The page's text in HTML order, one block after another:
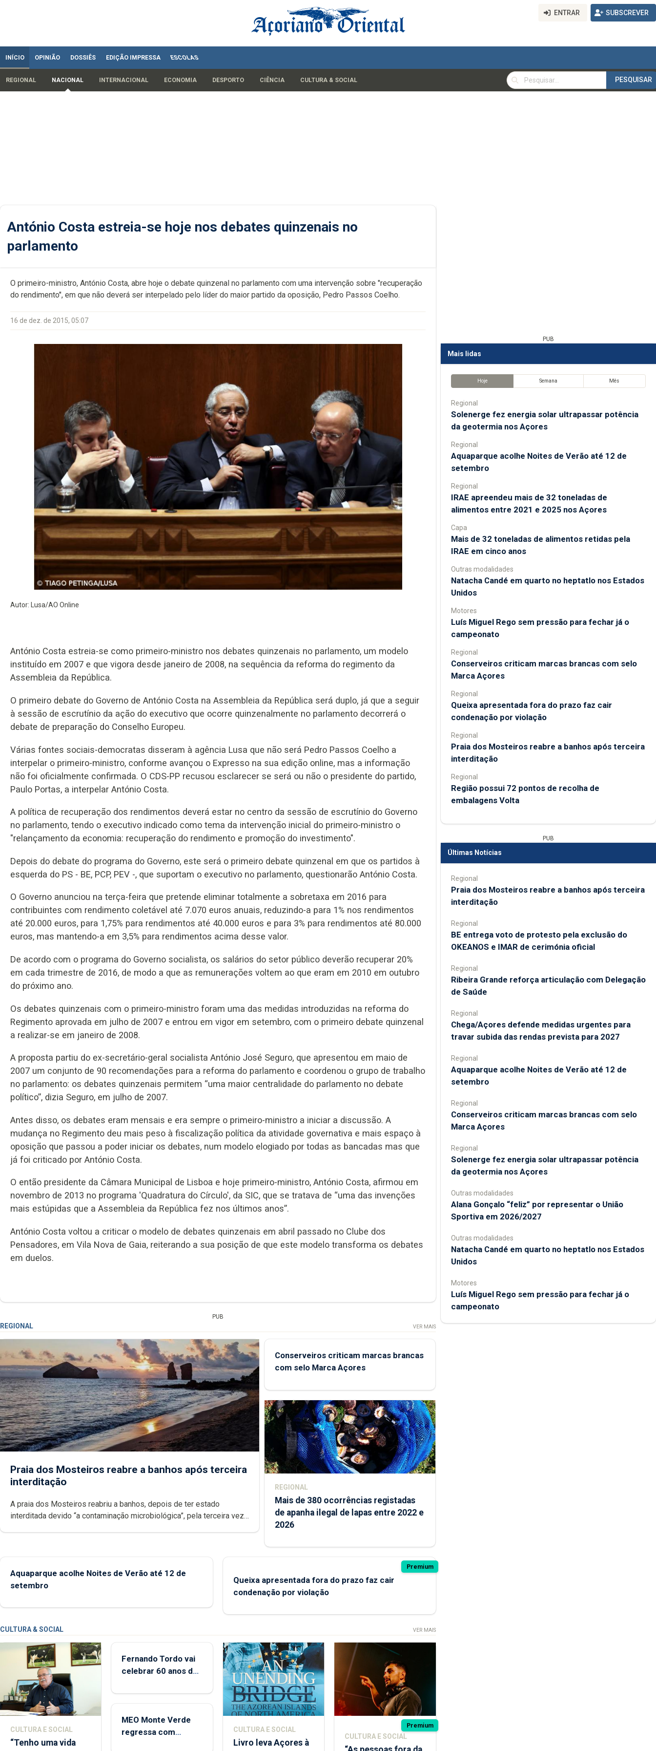
ENTRAR SUBSCREVER
INÍCIO OPINIÃO DOSSIÊS EDIÇÃO IMPRESSA ESCOLAS
REGIONAL NACIONAL INTERNACIONAL ECONOMIA DESPORTO CIÊNCIA CULTURA & SOCIAL
PESQUISAR
PESQUISAR
António Costa estreia-se hoje nos debates quinzenais no
parlamento
O primeiro-ministro, António Costa, abre hoje o debate quinzenal no parlamento com uma intervenção sobre "recuperação
do rendimento", em que não deverá ser interpelado pelo líder do maior partido da oposição, Pedro Passos Coelho.
16 de dez. de 2015, 05:07
Autor: Lusa/AO Online
António Costa estreia-se como primeiro-ministro nos debates quinzenais no parlamento, um modelo
instituído em 2007 e que vigora desde janeiro de 2008, na sequência da reforma do regimento da
Assembleia da República.
O primeiro debate do Governo de António Costa na Assembleia da República será duplo, já que a seguir
à sessão de escrutínio da ação do executivo que ocorre quinzenalmente no parlamento decorrerá o
debate de preparação do Conselho Europeu.
Várias fontes sociais-democratas disseram à agência Lusa que não será Pedro Passos Coelho a
interpelar o primeiro-ministro, conforme avançou o Expresso na sua edição online, mas a informação
não foi oficialmente confirmada. O CDS-PP recusou esclarecer se será ou não o presidente do partido,
Paulo Portas, a interpelar António Costa.
A política de recuperação dos rendimentos deverá estar no centro da sessão de escrutínio do Governo
no parlamento, tendo o executivo indicado como tema da intervenção inicial do primeiro-ministro o
"relançamento da economia: recuperação do rendimento e promoção do investimento".
Depois do debate do programa do Governo, este será o primeiro debate quinzenal em que os partidos à
esquerda do PS - BE, PCP, PEV -, que suportam o executivo no parlamento, questionarão António Costa.
O Governo anunciou na terça-feira que pretende eliminar totalmente a sobretaxa em 2016 para
contribuintes com rendimento coletável até 7.070 euros anuais, reduzindo-a para 1% nos rendimentos
até 20.000 euros, para 1,75% para rendimentos até 40.000 euros e para 3% para rendimentos até 80.000
euros, mas mantendo-a em 3,5% para rendimentos acima desse valor.
De acordo com o programa do Governo socialista, os salários do setor público deverão recuperar 20%
em cada trimestre de 2016, de modo a que as remunerações voltem ao que eram em 2010 em outubro
do próximo ano.
Os debates quinzenais com o primeiro-ministro foram uma das medidas introduzidas na reforma do
Regimento aprovada em julho de 2007 e entrou em vigor em setembro, com o primeiro debate quinzenal
a realizar-se em janeiro de 2008.
A proposta partiu do ex-secretário-geral socialista António José Seguro, que apresentou em maio de
2007 um conjunto de 90 recomendações para a reforma do parlamento e coordenou o grupo de trabalho
no parlamento: os debates quinzenais permitem “uma maior centralidade do parlamento no debate
político”, dizia Seguro, em julho de 2007.
Antes disso, os debates eram mensais e era sempre o primeiro-ministro a iniciar a discussão. A
mudança no Regimento deu mais peso à fiscalização política da atividade governativa e mais espaço à
oposição que passou a poder iniciar os debates, num modelo elogiado por todas as bancadas mas que
já foi criticado por António Costa.
O então presidente da Câmara Municipal de Lisboa e hoje primeiro-ministro, António Costa, afirmou em
novembro de 2013 no programa 'Quadratura do Círculo', da SIC, que se tratava de “uma das invenções
mais estúpidas que a Assembleia da República fez nos últimos anos”.
António Costa voltou a criticar o modelo de debates quinzenais em abril passado no Clube dos
Pensadores, em Vila Nova de Gaia, reiterando a sua posição de que este modelo transforma os debates
em duelos.
PUB
REGIONAL VER MAIS
Praia dos Mosteiros reabre a banhos após terceira
interditação
A praia dos Mosteiros reabriu a banhos, depois de ter estado
interditada devido “a contaminação microbiológica”, pela terceira vez
Conserveiros criticam marcas brancas
com selo Marca Açores
REGIONAL
Mais de 380 ocorrências registadas
de apanha ilegal de lapas entre 2022 e
2026
Aquaparque acolhe Noites de Verão até 12 de
setembro
Premium
Queixa apresentada fora do prazo faz cair
condenação por violação
CULTURA & SOCIAL VER MAIS
CULTURA E SOCIAL
“Tenho uma vida
Fernando Tordo vai
celebrar 60 anos de
Micaelense
MEO Monte Verde
regressa com
CULTURA E SOCIAL
Livro leva Açores à
Premium
CULTURA E SOCIAL
PUB
Mais lidas
Hoje Semana Mês
Regional
Solenerge fez energia solar ultrapassar potência
da geotermia nos Açores
Regional
Aquaparque acolhe Noites de Verão até 12 de
setembro
Regional
IRAE apreendeu mais de 32 toneladas de
alimentos entre 2021 e 2025 nos Açores
Capa
Mais de 32 toneladas de alimentos retidas pela
IRAE em cinco anos
Outras modalidades
Natacha Candé em quarto no heptatlo nos Estados
Unidos
Motores
Luís Miguel Rego sem pressão para fechar já o
campeonato
Regional
Conserveiros criticam marcas brancas com selo
Marca Açores
Regional
Queixa apresentada fora do prazo faz cair
condenação por violação
Regional
Praia dos Mosteiros reabre a banhos após terceira
interditação
Regional
Região possui 72 pontos de recolha de
embalagens Volta
PUB
Últimas Notícias
Regional
Praia dos Mosteiros reabre a banhos após terceira
interditação
Regional
BE entrega voto de protesto pela exclusão do
OKEANOS e IMAR de cerimónia oficial
Regional
Ribeira Grande reforça articulação com Delegação
de Saúde
Regional
Chega/Açores defende medidas urgentes para
travar subida das rendas prevista para 2027
Regional
Aquaparque acolhe Noites de Verão até 12 de
setembro
Regional
Conserveiros criticam marcas brancas com selo
Marca Açores
Regional
Solenerge fez energia solar ultrapassar potência
da geotermia nos Açores
Outras modalidades
Alana Gonçalo “feliz” por representar o União
Sportiva em 2026/2027
Outras modalidades
Natacha Candé em quarto no heptatlo nos Estados
Unidos
Motores
Luís Miguel Rego sem pressão para fechar já o
campeonato